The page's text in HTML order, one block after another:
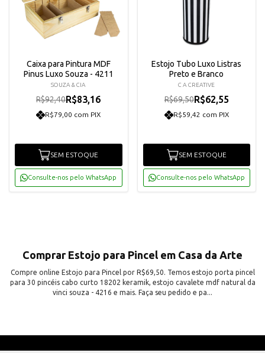
Caixa para Pintura MDF
Pinus Luxo Souza - 4211
SOUZA & CIA
R$92,40R$83,16
R$79,00 com PIX
SEM ESTOQUE
Consulte-nos pelo WhatsApp
Estojo Tubo Luxo Listras
Preto e Branco
C A CREATIVE
R$69,50R$62,55
R$59,42 com PIX
SEM ESTOQUE
Consulte-nos pelo WhatsApp
Comprar Estojo para Pincel em Casa da Arte
Compre online Estojo para Pincel por R$69,50. Temos estojo porta pincel
para 30 pincéis cabo curto 18202 keramik, estojo cavalete mdf natural da
vinci souza - 4216 e mais. Faça seu pedido e pa...